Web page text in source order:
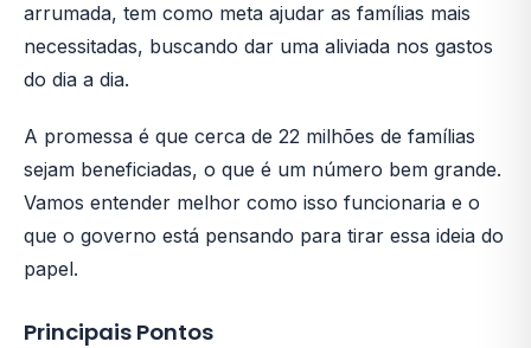
arrumada, tem como meta ajudar as famílias mais
necessitadas, buscando dar uma aliviada nos gastos
do dia a dia.
A promessa é que cerca de 22 milhões de famílias
sejam beneficiadas, o que é um número bem grande.
Vamos entender melhor como isso funcionaria e o
que o governo está pensando para tirar essa ideia do
papel.
Principais Pontos